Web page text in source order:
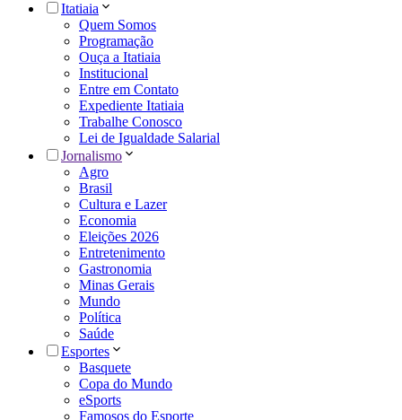
Itatiaia
Quem Somos
Programação
Ouça a Itatiaia
Institucional
Entre em Contato
Expediente Itatiaia
Trabalhe Conosco
Lei de Igualdade Salarial
Jornalismo
Agro
Brasil
Cultura e Lazer
Economia
Eleições 2026
Entretenimento
Gastronomia
Minas Gerais
Mundo
Política
Saúde
Esportes
Basquete
Copa do Mundo
eSports
Famosos do Esporte